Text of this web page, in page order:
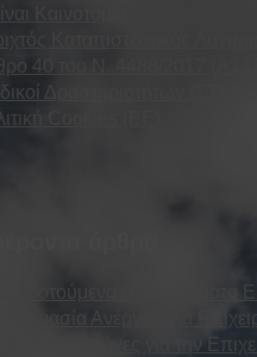
Καινοτομία
Καταπιστευτικός
40 του Ν. 4488/2017
Δραστηριοτήτων
Cookies (ΕΕ)
Επιδοτούμενα
Ανέργου για
Δαπάνες για την